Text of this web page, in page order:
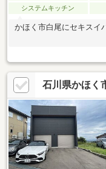
システムキッチン
かほく市白尾にセキスイ
石川県かほく